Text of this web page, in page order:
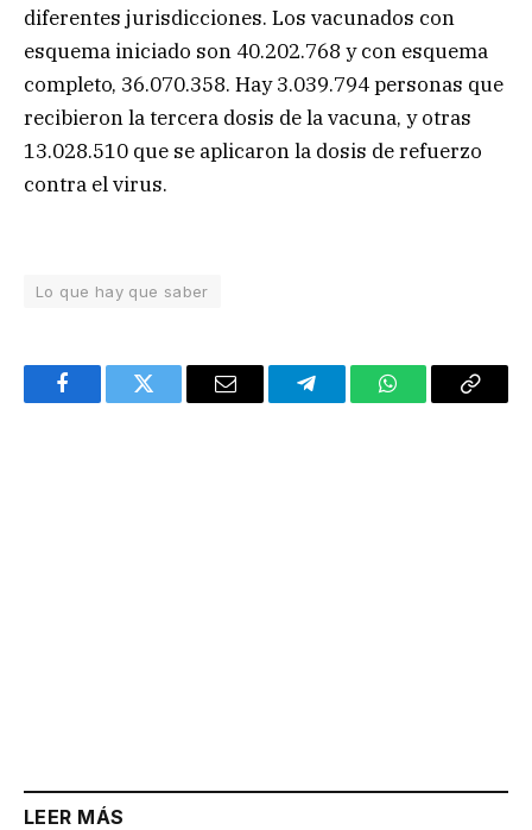
diferentes jurisdicciones. Los vacunados con
esquema iniciado son 40.202.768 y con esquema
completo, 36.070.358. Hay 3.039.794 personas que
recibieron la tercera dosis de la vacuna, y otras
13.028.510 que se aplicaron la dosis de refuerzo
contra el virus.
Lo que hay que saber
FacebookTwitter Email TelegramWhatsAppCopy
LEER MÁS